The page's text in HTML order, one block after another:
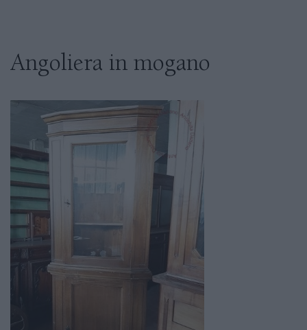
Angoliera in mogano